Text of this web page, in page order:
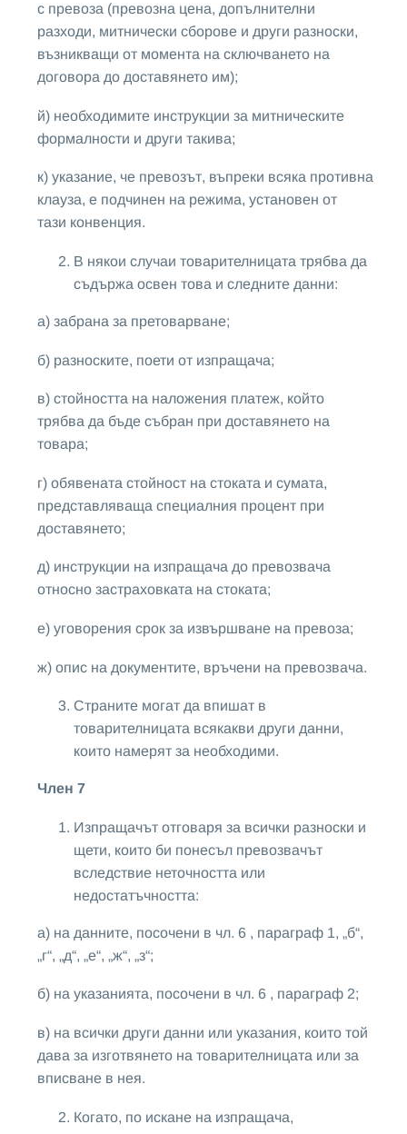
с превоза (превозна цена, допълнителни
разходи, митнически сборове и други разноски,
възникващи от момента на сключването на
договора до доставянето им);
й) необходимите инструкции за митническите
формалности и други такива;
к) указание, че превозът, въпреки всяка противна
клауза, е подчинен на режима, установен от
тази конвенция.
В някои случаи товарителницата трябва да
съдържа освен това и следните данни:
а) забрана за претоварване;
б) разноските, поети от изпращача;
в) стойността на наложения платеж, който
трябва да бъде събран при доставянето на
товара;
г) обявената стойност на стоката и сумата,
представляваща специалния процент при
доставянето;
д) инструкции на изпращача до превозвача
относно застраховката на стоката;
е) уговорения срок за извършване на превоза;
ж) опис на документите, връчени на превозвача.
Страните могат да впишат в
товарителницата всякакви други данни,
които намерят за необходими.
Член 7
Изпращачът отговаря за всички разноски и
щети, които би понесъл превозвачът
вследствие неточността или
недостатъчността:
а) на данните, посочени в чл. 6 , параграф 1, „б“,
„г“, „д“, „е“, „ж“, „з“;
б) на указанията, посочени в чл. 6 , параграф 2;
в) на всички други данни или указания, които той
дава за изготвянето на товарителницата или за
вписване в нея.
Когато, по искане на изпращача,